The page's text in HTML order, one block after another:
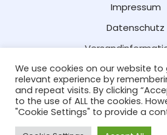
Impressum
Datenschutz
Lieferung und
AGB
Social
Facebook
We use cookies on our website
relevant experience by
and repeat visits. By clicking
to the use of ALL the cookies.
"Cookie Settings" to provide a